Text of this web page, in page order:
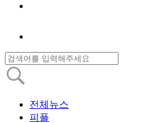
전체뉴스
피플